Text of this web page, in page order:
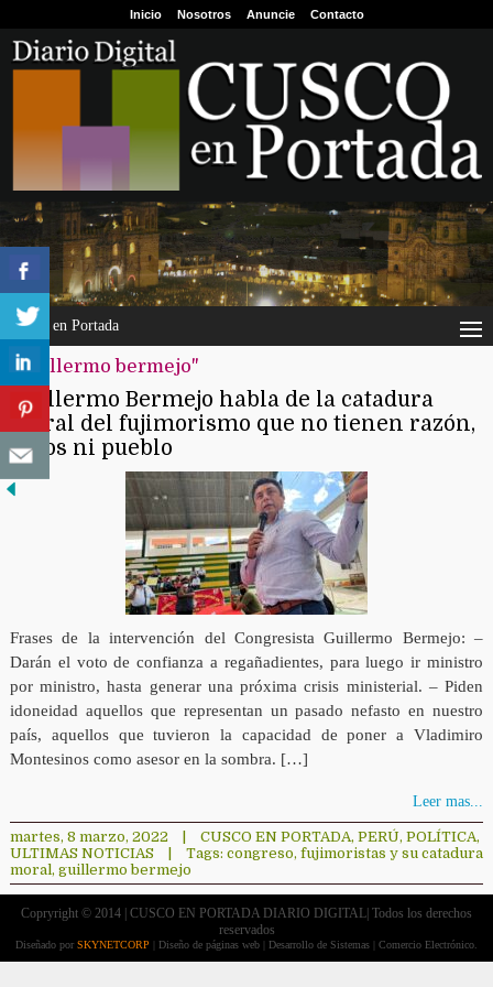
Inicio Nosotros Anuncie Contacto
Cusco en Portada
"guillermo bermejo"
Guillermo Bermejo habla de la catadura
moral del fujimorismo que no tienen razón,
votos ni pueblo
Frases de la intervención del Congresista Guillermo Bermejo: –
Darán el voto de confianza a regañadientes, para luego ir ministro
por ministro, hasta generar una próxima crisis ministerial. – Piden
idoneidad aquellos que representan un pasado nefasto en nuestro
país, aquellos que tuvieron la capacidad de poner a Vladimiro
Montesinos como asesor en la sombra. […]
Leer mas...
martes, 8 marzo, 2022 CUSCO EN PORTADA, PERÚ, POLÍTICA,
ULTIMAS NOTICIAS
Tags: congreso, fujimoristas y su catadura
moral, guillermo bermejo
Copryright © 2014 | CUSCO EN PORTADA DIARIO DIGITAL| Todos los derechos
reservados
Diseñado por SKYNETCORP | Diseño de páginas web | Desarrollo de Sistemas | Comercio Electrónico.